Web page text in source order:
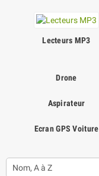
Lecteurs MP3
Drone
Aspirateur
Ecran GPS Voiture
Nom, A à Z